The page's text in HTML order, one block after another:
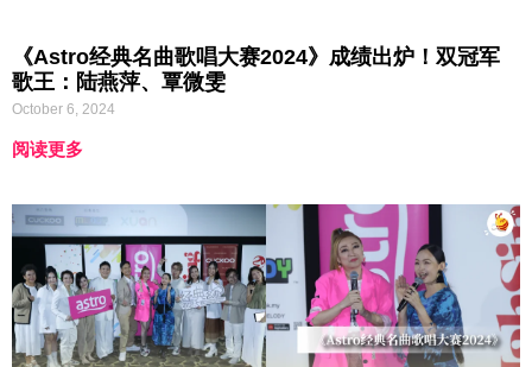
《Astro经典名曲歌唱大赛2024》成绩出炉！双冠军
歌王：陆燕萍、覃微雯
October 6, 2024
阅读更多